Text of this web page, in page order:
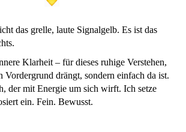
das grelle, laute Signalgelb. Es ist das
Klarheit – für dieses ruhige Verstehen,
Vordergrund drängt, sondern einfach da ist.
der mit Energie um sich wirft. Ich setze
ein. Fein. Bewusst.